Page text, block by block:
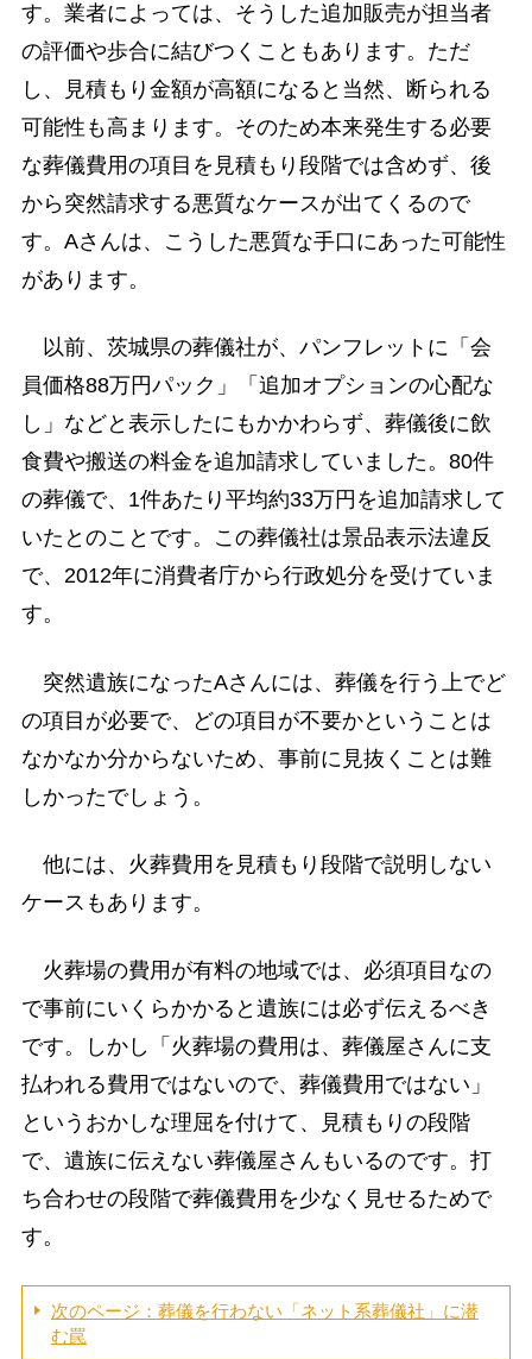
す。業者によっては、そうした追加販売が担当者
の評価や歩合に結びつくこともあります。ただ
し、見積もり金額が高額になると当然、断られる
可能性も高まります。そのため本来発生する必要
な葬儀費用の項目を見積もり段階では含めず、後
から突然請求する悪質なケースが出てくるので
す。Aさんは、こうした悪質な手口にあった可能性
があります。
以前、茨城県の葬儀社が、パンフレットに「会
員価格88万円パック」「追加オプションの心配な
し」などと表示したにもかかわらず、葬儀後に飲
食費や搬送の料金を追加請求していました。80件
の葬儀で、1件あたり平均約33万円を追加請求して
いたとのことです。この葬儀社は景品表示法違反
で、2012年に消費者庁から行政処分を受けていま
す。
突然遺族になったAさんには、葬儀を行う上でど
の項目が必要で、どの項目が不要かということは
なかなか分からないため、事前に見抜くことは難
しかったでしょう。
他には、火葬費用を見積もり段階で説明しない
ケースもあります。
火葬場の費用が有料の地域では、必須項目なの
で事前にいくらかかると遺族には必ず伝えるべき
です。しかし「火葬場の費用は、葬儀屋さんに支
払われる費用ではないので、葬儀費用ではない」
というおかしな理屈を付けて、見積もりの段階
で、遺族に伝えない葬儀屋さんもいるのです。打
ち合わせの段階で葬儀費用を少なく見せるためで
す。
次のページ：葬儀を行わない「ネット系葬儀社」に潜
む罠